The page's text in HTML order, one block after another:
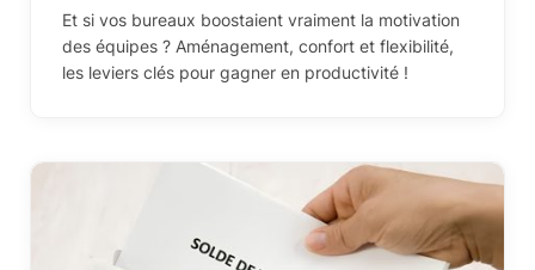
Et si vos bureaux boostaient vraiment la motivation
des équipes ? Aménagement, confort et flexibilité,
les leviers clés pour gagner en productivité !